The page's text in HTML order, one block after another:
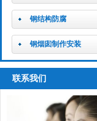
钢结构防腐
钢烟囱制作安装
联系我们